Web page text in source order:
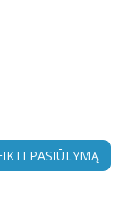
PASIŪLYMĄ